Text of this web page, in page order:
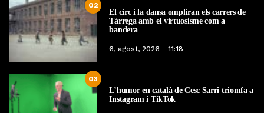
02
El circ i la dansa ompliran els carrers de
Tàrrega amb el virtuosisme com a
bandera
6, agost, 2026 - 11:18
03
L’humor en català de Cesc Sarri triomfa a
Instagram i TikTok